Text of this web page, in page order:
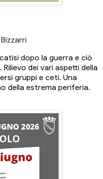
dopo la guerra e ciò
dei vari aspetti della
gruppi e ceti. Una
della estrema periferia.